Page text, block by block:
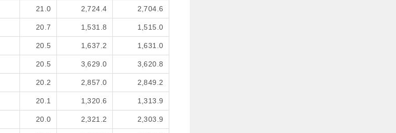
21.0 2,724.4 2,704.6
20.7 1,531.8 1,515.0
20.5 1,637.2 1,631.0
20.5 3,629.0 3,620.8
20.2 2,857.0 2,849.2
20.1 1,320.6 1,313.9
20.0 2,321.2 2,303.9